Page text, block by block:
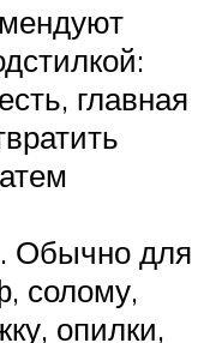
главная
Обычно для
солому,
опилки,